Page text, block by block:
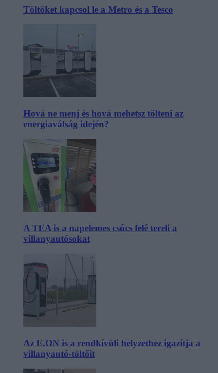
Töltőket kapcsol le a Metro és a Tesco
Hová ne menj és hová mehetsz tölteni az
energiaválság idején?
A TEA is a napelemes csúcs felé tereli a
villanyautósokat
Az E.ON is a rendkívüli helyzethez igazítja a
villanyautó-töltőit